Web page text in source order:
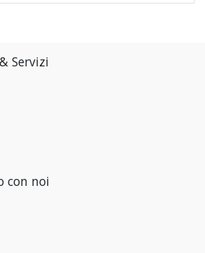
Servizi
con noi